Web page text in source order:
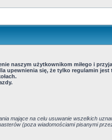
naszym użytkownikom miłego i
upewnienia się, że tylko regulamin
mające na celu usuwanie wszelkich
(poza wiadomościami pisanymi